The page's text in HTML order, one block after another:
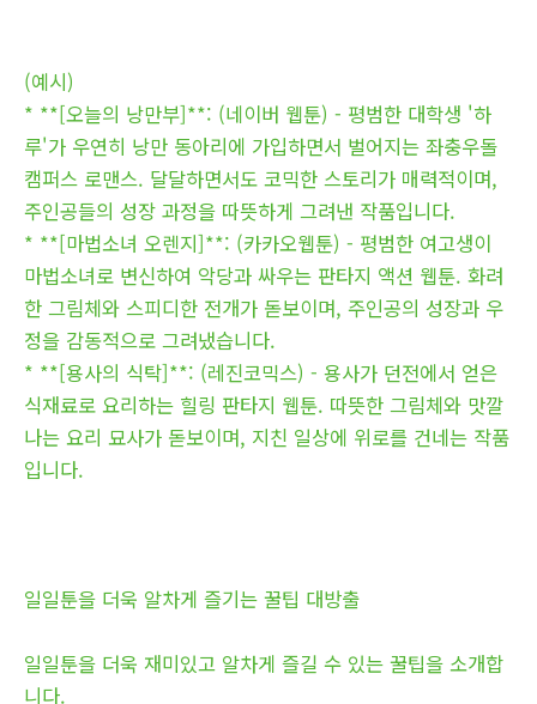
(예시)
* **[오늘의 낭만부]**: (네이버 웹툰) - 평범한 대학생 '하
루'가 우연히 낭만 동아리에 가입하면서 벌어지는 좌충우돌
캠퍼스 로맨스. 달달하면서도 코믹한 스토리가 매력적이며,
주인공들의 성장 과정을 따뜻하게 그려낸 작품입니다.
* **[마법소녀 오렌지]**: (카카오웹툰) - 평범한 여고생이
마법소녀로 변신하여 악당과 싸우는 판타지 액션 웹툰. 화려
한 그림체와 스피디한 전개가 돋보이며, 주인공의 성장과 우
정을 감동적으로 그려냈습니다.
* **[용사의 식탁]**: (레진코믹스) - 용사가 던전에서 얻은
식재료로 요리하는 힐링 판타지 웹툰. 따뜻한 그림체와 맛깔
나는 요리 묘사가 돋보이며, 지친 일상에 위로를 건네는 작품
입니다.
일일툰을 더욱 알차게 즐기는 꿀팁 대방출
일일툰을 더욱 재미있고 알차게 즐길 수 있는 꿀팁을 소개합
니다.